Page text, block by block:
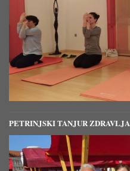
PETRINJSKI TANJUR ZDRAVLJA